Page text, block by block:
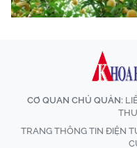
CƠ QUAN CHỦ QUẢN:
TRANG THÔNG TIN ĐIỆN